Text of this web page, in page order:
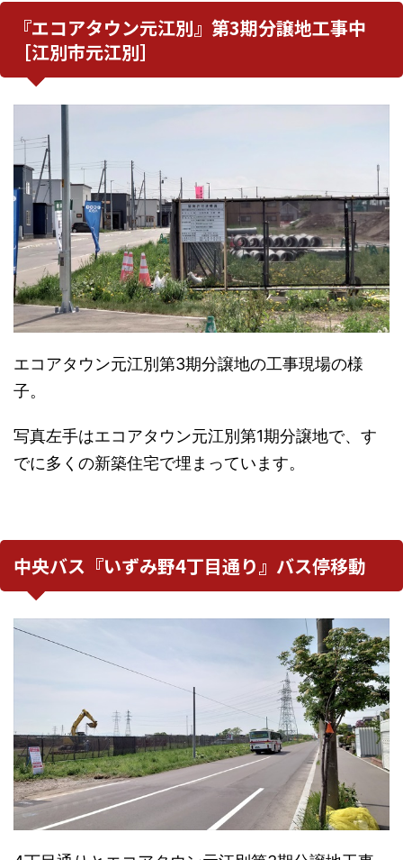
『エコアタウン元江別』第3期分譲地工事中
［江別市元江別］
エコアタウン元江別第3期分譲地の工事現場の様
子。
写真左手はエコアタウン元江別第1期分譲地で、す
でに多くの新築住宅で埋まっています。
中央バス『いずみ野4丁目通り』バス停移動